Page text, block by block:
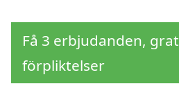
Få 3 erbjudanden,
förpliktelser